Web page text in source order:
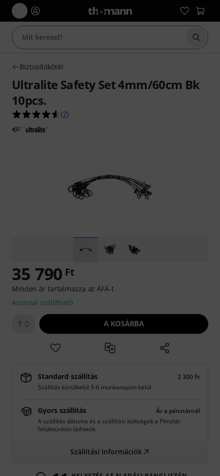
Biztosítókötél
Ultralite Safety Set 4mm/60cm Bk
10pcs.
4.6/5 csillag, összesen 7 értékelés alapján
(7)
35 790 Ft
Minden ár tartalmazza az ÁFÁ-t
Azonnal szállítható
1 A KOSÁRBA
Standard szállítás
2 300 Ft
Szállítás körülbelül 3-6 munkanapon belül
Gyors szállítás
Ár a pénztárnál
A szállítás dátuma és a szállítási költségek a Pénztár
felületünkön láthatók.
Szállítási információk